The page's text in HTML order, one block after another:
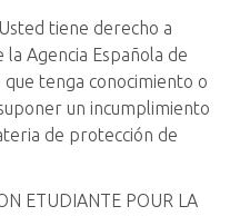
tiene derecho a
Agencia Española de
tenga conocimiento o
un incumplimiento
de protección de
ETUDIANTE POUR LA